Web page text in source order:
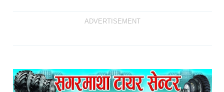
ADVERTISEMENT